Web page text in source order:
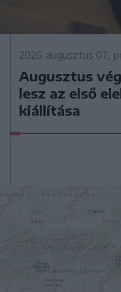
2026. augusztus 07.,
Augusztus
lesz az első
kiállítása